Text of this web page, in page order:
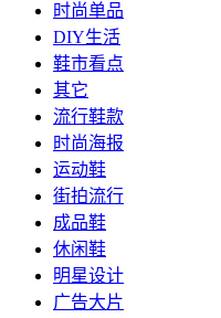
时尚单品
DIY生活
鞋市看点
其它
流行鞋款
时尚海报
运动鞋
街拍流行
成品鞋
休闲鞋
明星设计
广告大片